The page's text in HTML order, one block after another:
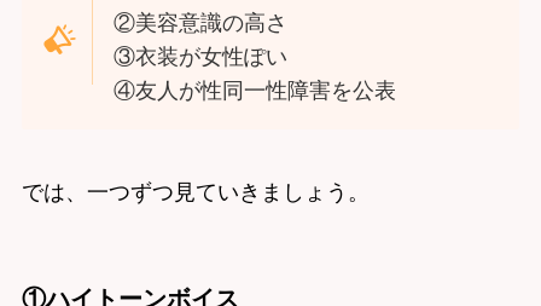
②美容意識の高さ
③衣装が女性ぽい
④友人が性同一性障害を公表
では、一つずつ見ていきましょう。
①ハイトーンボイス